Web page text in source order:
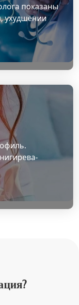
показаны
ухудшении